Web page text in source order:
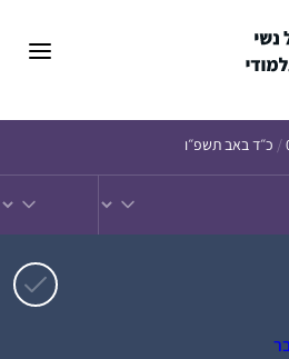
/ כ״ד באב תשפ״ו